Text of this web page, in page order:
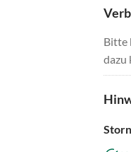
Bitte
dazu